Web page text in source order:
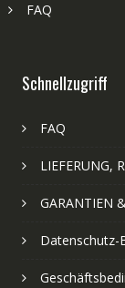
FAQ
Schnellzugriff
FAQ
LIEFERUNG,
GARANTIEN
Datenschutz-